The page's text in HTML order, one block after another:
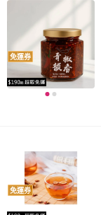
免運券
免運券